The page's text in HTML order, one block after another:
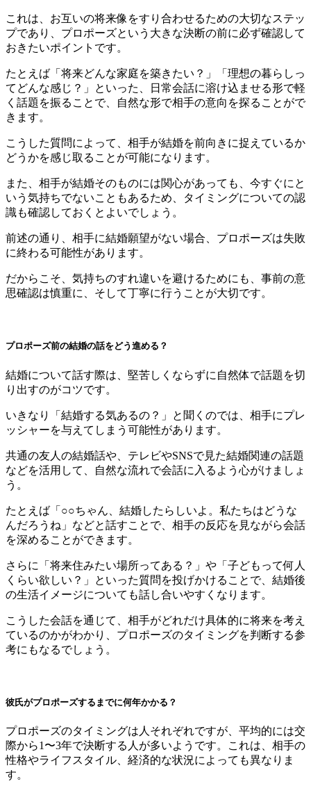
これは、お互いの将来像をすり合わせるための大切なステッ
プであり、プロポーズという大きな決断の前に必ず確認して
おきたいポイントです。
たとえば「将来どんな家庭を築きたい？」「理想の暮らしっ
てどんな感じ？」といった、日常会話に溶け込ませる形で軽
く話題を振ることで、自然な形で相手の意向を探ることがで
きます。
こうした質問によって、相手が結婚を前向きに捉えているか
どうかを感じ取ることが可能になります。
また、相手が結婚そのものには関心があっても、今すぐにと
いう気持ちでないこともあるため、タイミングについての認
識も確認しておくとよいでしょう。
前述の通り、相手に結婚願望がない場合、プロポーズは失敗
に終わる可能性があります。
だからこそ、気持ちのすれ違いを避けるためにも、事前の意
思確認は慎重に、そして丁寧に行うことが大切です。
プロポーズ前の結婚の話をどう進める？
結婚について話す際は、堅苦しくならずに自然体で話題を切
り出すのがコツです。
いきなり「結婚する気あるの？」と聞くのでは、相手にプレ
ッシャーを与えてしまう可能性があります。
共通の友人の結婚話や、テレビやSNSで見た結婚関連の話題
などを活用して、自然な流れで会話に入るよう心がけましょ
う。
たとえば「○○ちゃん、結婚したらしいよ。私たちはどうな
んだろうね」などと話すことで、相手の反応を見ながら会話
を深めることができます。
さらに「将来住みたい場所ってある？」や「子どもって何人
くらい欲しい？」といった質問を投げかけることで、結婚後
の生活イメージについても話し合いやすくなります。
こうした会話を通じて、相手がどれだけ具体的に将来を考え
ているのかがわかり、プロポーズのタイミングを判断する参
考にもなるでしょう。
彼氏がプロポーズするまでに何年かかる？
プロポーズのタイミングは人それぞれですが、平均的には交
際から1〜3年で決断する人が多いようです。これは、相手の
性格やライフスタイル、経済的な状況によっても異なりま
す。